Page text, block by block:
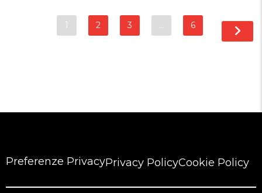
1 2 3 … 6
Preferenze PrivacyPrivacy PolicyCookie Policy